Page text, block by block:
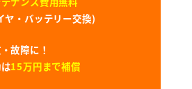
ヤ・バッテリー交換)
故障に！
15万円まで補償